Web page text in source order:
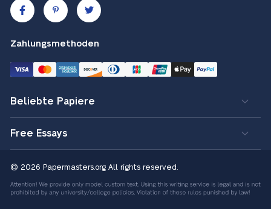
Zahlungsmethoden
Beliebte Papiere
Free Essays
© 2026 Papermasters.org All rights reserved.